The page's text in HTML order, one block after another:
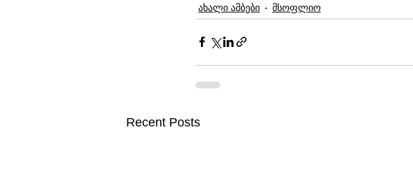
ახალი ამბები მსოფლიო
Recent Posts